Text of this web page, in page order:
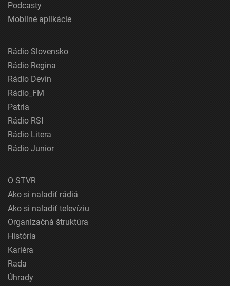
Podcasty
Mobilné aplikácie
Rádio Slovensko
Rádio Regina
Rádio Devín
Rádio_FM
Patria
Rádio RSI
Rádio Litera
Rádio Junior
O STVR
Ako si naladiť rádiá
Ako si naladiť televíziu
Organizačná štruktúra
História
Kariéra
Rada
Úhrady